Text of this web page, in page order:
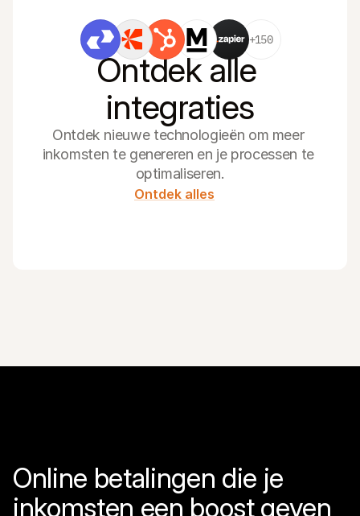
+150
Ontdek alle
integraties
Ontdek nieuwe technologieën om meer
inkomsten te genereren en je processen te
optimaliseren.
Ontdek alles
Online betalingen die je
inkomsten een boost geven